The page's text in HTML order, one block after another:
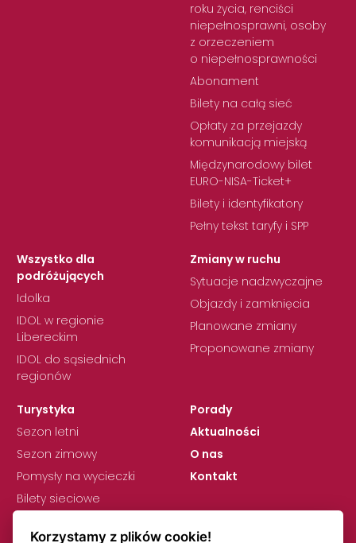
roku życia, renciści
niepełnosprawni, osoby
z orzeczeniem
o niepełnosprawności
Abonament
Bilety na całą sieć
Opłaty za przejazdy
komunikacją miejską
Międzynarodowy bilet
EURO-NISA-Ticket+
Bilety i identyfikatory
Pełny tekst taryfy i SPP
Wszystko dla
podróżujących
Idolka
IDOL w regionie
Libereckim
IDOL do sąsiednich
regionów
Zmiany w ruchu
Sytuacje nadzwyczajne
Objazdy i zamknięcia
Planowane zmiany
Proponowane zmiany
Turystyka
Sezon letni
Sezon zimowy
Pomysły na wycieczki
Bilety sieciowe
Porady
Aktualności
O nas
Kontakt
Korzystamy z plików cookie!